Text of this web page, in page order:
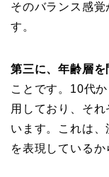
そのバランス感
す。
第三に、年齢層
ことです。10代
用しており、そ
います。これは
を表現しているか